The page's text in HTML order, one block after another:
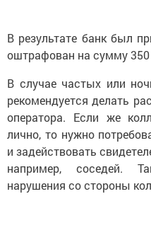
В результате банк был
оштрафован на сумму
В случае частых или
рекомендуется делать
оператора. Если же
лично, то нужно
и задействовать
например, соседей.
нарушения со стороны